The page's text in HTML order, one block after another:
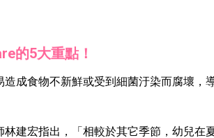
的5大重點！
成食物不新鮮或受到細菌汙染而腐壞，
建宏指出，「相較於其它季節，幼兒在